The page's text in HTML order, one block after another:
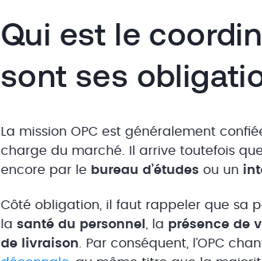
Qui est le
sont ses
La mission OPC est généralement
charge du marché. Il arrive toutefois
encore par le bureau d’études ou un
Côté obligation, il faut rappeler que sa
la santé du personnel , la présence de
de livraison . Par conséquent, l’OPC